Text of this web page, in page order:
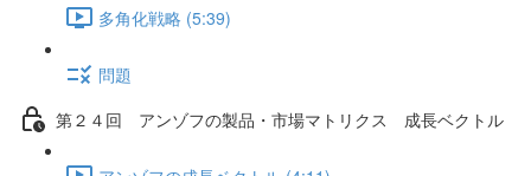
多角化戦略 (5:39)
問題
第２４回 アンゾフの製品・市場マトリクス 成長ベクトル